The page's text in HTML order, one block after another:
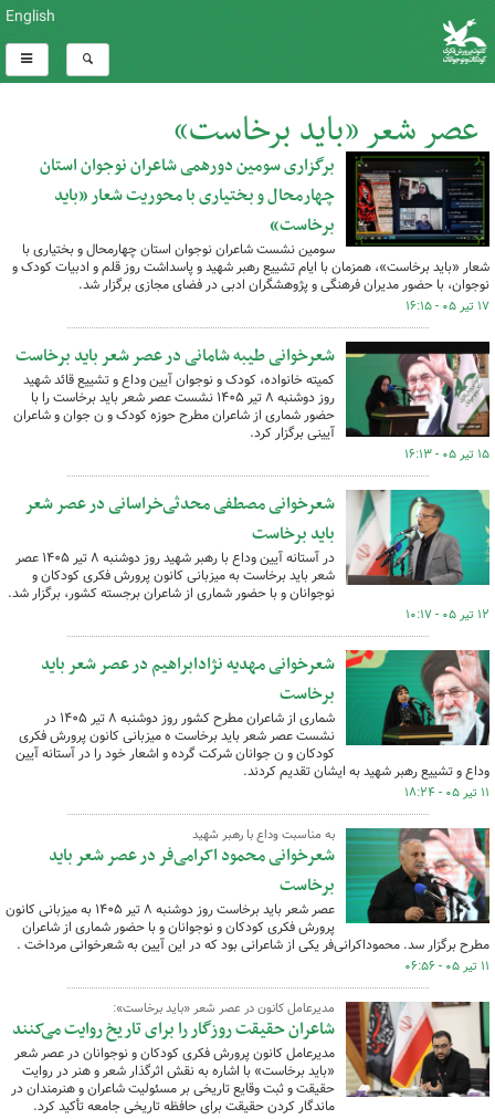
English
عصر شعر «باید برخاست»
کل اخبار:9
برگزاری سومین دورهمی شاعران نوجوان استان
چهارمحال و بختیاری با محوریت شعار «باید
برخاست»
سومین نشست شاعران نوجوان استان چهارمحال و بختیاری با
شعار «باید برخاست»، همزمان با ایام تشییع رهبر شهید و پاسداشت روز قلم و ادبیات کودک و
نوجوان، با حضور مدیران فرهنگی و پژوهشگران ادبی در فضای مجازی برگزار شد.
۱۷ تیر ۰۵ - ۱۶:۱۵
شعرخوانی طیبه شامانی در عصر شعر باید برخاست
کمیته خانواده، کودک و نوجوان آیین وداع و تشییع قائد شهید
روز دوشنبه ۸ تیر ۱۴۰۵ نشست عصر شعر باید برخاست را با
حضور شماری از شاعران مطرح حوزه کودک و ن جوان و شاعران
آیینی برگزار کرد.
۱۵ تیر ۰۵ - ۱۶:۱۳
شعرخوانی مصطفی محدثی‌خراسانی در عصر شعر
باید برخاست
در آستانه آیین وداع با رهبر شهید روز دوشنبه ۸ تیر ۱۴۰۵ عصر
شعر باید برخاست به میزبانی کانون پرورش فکری کودکان و
نوجوانان و با حضور شماری از شاعران برجسته کشور، برگزار شد.
۱۲ تیر ۰۵ - ۱۰:۱۷
شعرخوانی مهدیه نژادابراهیم در عصر شعر باید
برخاست
شماری از شاعران مطرح کشور روز دوشنبه ۸ تیر ۱۴۰۵ در
نشست عصر شعر باید برخاست ه میزبانی کانون پرورش فکری
کودکان و ن جوانان شرکت گرده و اشعار خود را در آستانه آیین
وداع و تشییع رهبر شهید به ایشان تقدیم کردند.
۱۱ تیر ۰۵ - ۱۸:۲۴
به مناسبت وداع با رهبر شهید
شعرخوانی محمود اکرامی‌فر در عصر شعر باید
برخاست
عصر شعر باید برخاست روز دوشنبه ۸ تیر ۱۴۰۵ به میزبانی کانون
پرورش فکری کودکان و نوجوانان و با حضور شماری از شاعران
مطرح برگزار سد. محموداکرانی‌فر یکی از شاعرانی بود که در این آیین به شعرخوانی مرداخت .
۱۱ تیر ۰۵ - ۰۶:۵۶
مدیرعامل کانون در عصر شعر «باید برخاست»:
شاعران حقیقت روزگار را برای تاریخ روایت می‌کنند
مدیرعامل کانون پرورش فکری کودکان و نوجوانان در عصر شعر
«باید برخاست» با اشاره به نقش اثرگذار شعر و هنر در روایت
حقیقت و ثبت وقایع تاریخی بر مسئولیت شاعران و هنرمندان در
ماندگار کردن حقیقت برای حافظه تاریخی جامعه تأکید کرد.